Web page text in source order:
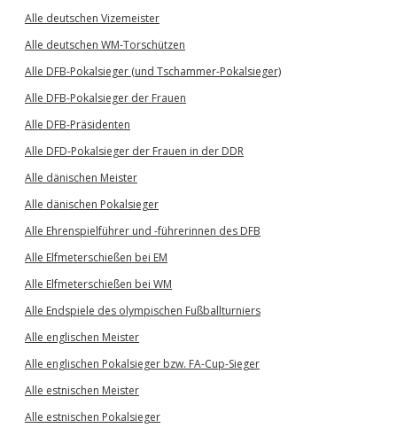
Alle deutschen Vizemeister
Alle deutschen WM-Torschützen
Alle DFB-Pokalsieger (und Tschammer-Pokalsieger)
Alle DFB-Pokalsieger der Frauen
Alle DFB-Präsidenten
Alle DFD-Pokalsieger der Frauen in der DDR
Alle dänischen Meister
Alle dänischen Pokalsieger
Alle Ehrenspielführer und -führerinnen des DFB
Alle Elfmeterschießen bei EM
Alle Elfmeterschießen bei WM
Alle Endspiele des olympischen Fußballturniers
Alle englischen Meister
Alle englischen Pokalsieger bzw. FA-Cup-Sieger
Alle estnischen Meister
Alle estnischen Pokalsieger